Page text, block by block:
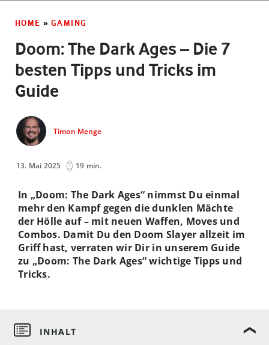
HOME » GAMING
Doom: The Dark Ages – Die 7
besten Tipps und Tricks im
Guide
Timon Menge
13. Mai 2025 19 min.
In „Doom: The Dark Ages“ nimmst Du einmal
mehr den Kampf gegen die dunklen Mächte
der Hölle auf – mit neuen Waffen, Moves und
Combos. Damit Du den Doom Slayer allzeit im
Griff hast, verraten wir Dir in unserem Guide
zu „Doom: The Dark Ages“ wichtige Tipps und
Tricks.